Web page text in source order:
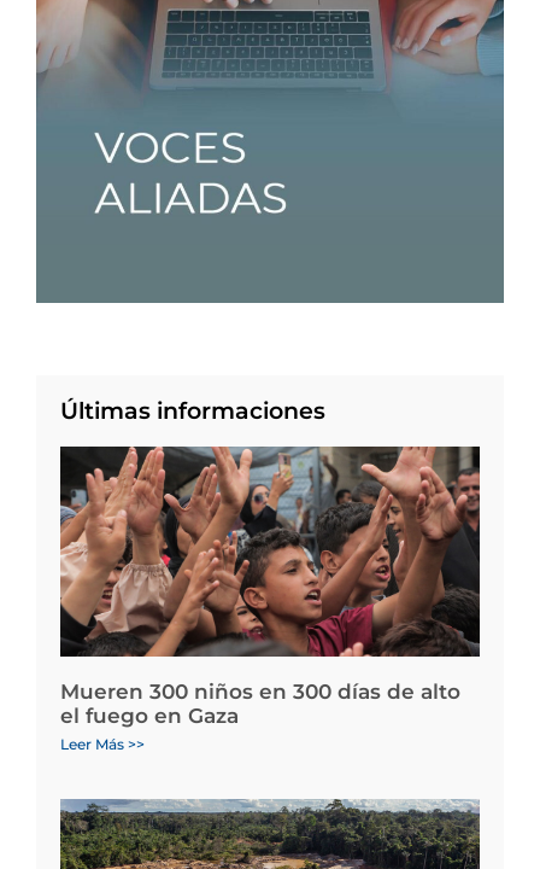
Últimas informaciones
Mueren 300 niños en 300 días de alto
el fuego en Gaza
Leer Más >>